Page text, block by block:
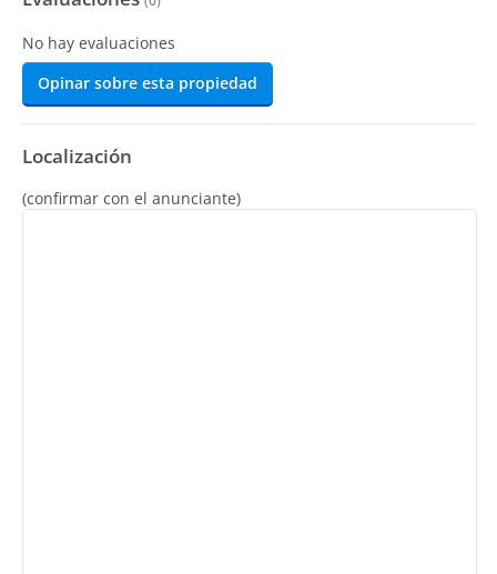
No hay evaluaciones
Opinar sobre esta propiedad
Localización
(confirmar con el anunciante)